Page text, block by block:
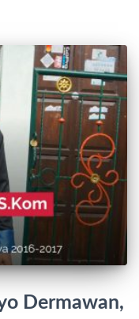
Dermawan,